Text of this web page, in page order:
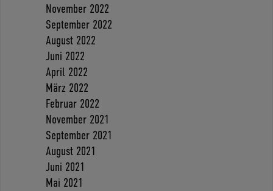
November 2022
September 2022
August 2022
Juni 2022
April 2022
März 2022
Februar 2022
November 2021
September 2021
August 2021
Juni 2021
Mai 2021